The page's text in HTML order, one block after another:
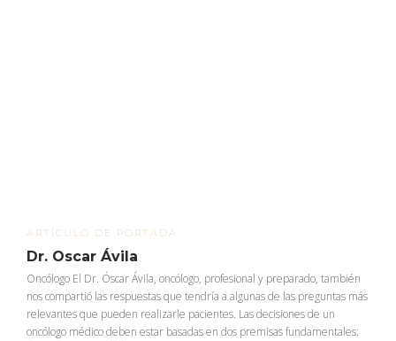
ARTÍCULO DE PORTADA
Dr. Oscar Ávila
Oncólogo El Dr. Óscar Ávila, oncólogo, profesional y preparado, también
nos compartió las respuestas que tendría a algunas de las preguntas más
relevantes que pueden realizarle pacientes. Las decisiones de un
oncólogo médico deben estar basadas en dos premisas fundamentales: